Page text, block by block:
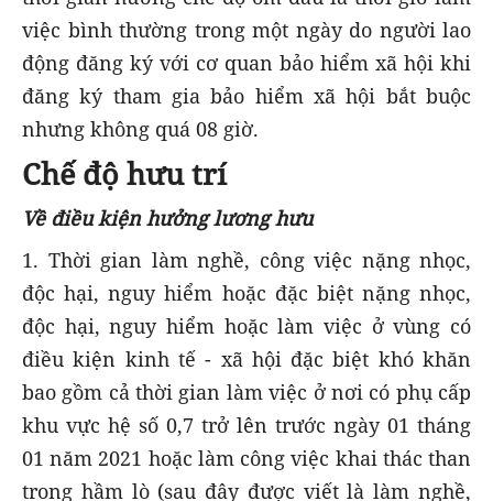
việc bình thường trong một ngày do người lao
động đăng ký với cơ quan bảo hiểm xã hội khi
đăng ký tham gia bảo hiểm xã hội bắt buộc
nhưng không quá 08 giờ.
Chế độ hưu trí
Về điều kiện hưởng lương hưu
1. Thời gian làm nghề, công việc nặng nhọc,
độc hại, nguy hiểm hoặc đặc biệt nặng nhọc,
độc hại, nguy hiểm hoặc làm việc ở vùng có
điều kiện kinh tế - xã hội đặc biệt khó khăn
bao gồm cả thời gian làm việc ở nơi có phụ cấp
khu vực hệ số 0,7 trở lên trước ngày 01 tháng
01 năm 2021 hoặc làm công việc khai thác than
trong hầm lò (sau đây được viết là làm nghề,